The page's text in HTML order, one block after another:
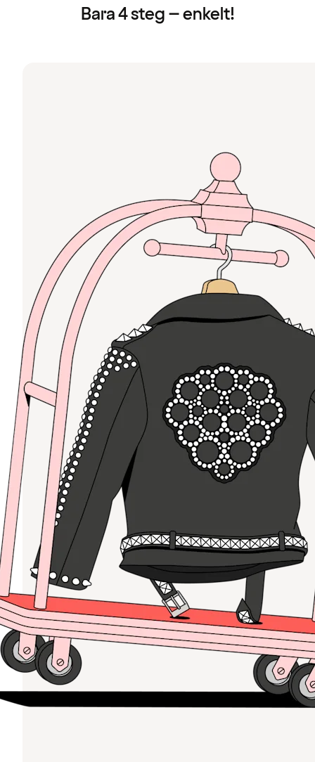
Bara 4 steg – enkelt!